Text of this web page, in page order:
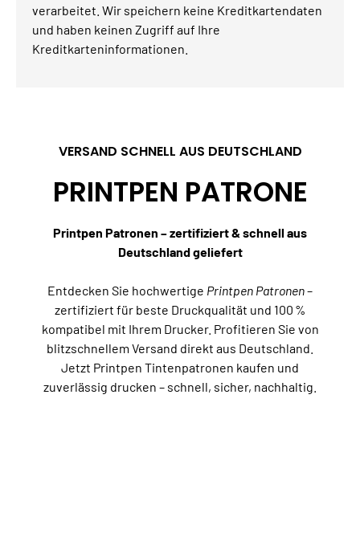
verarbeitet. Wir speichern keine Kreditkartendaten
und haben keinen Zugriff auf Ihre
Kreditkarteninformationen.
VERSAND SCHNELL AUS DEUTSCHLAND
PRINTPEN PATRONE
Printpen Patronen – zertifiziert & schnell aus
Deutschland geliefert
Entdecken Sie hochwertige Printpen Patronen–
zertifiziert für beste Druckqualität und 100 %
kompatibel mit Ihrem Drucker. Profitieren Sie von
blitzschnellem Versand direkt aus Deutschland.
Jetzt Printpen Tintenpatronen kaufen und
zuverlässig drucken – schnell, sicher, nachhaltig.